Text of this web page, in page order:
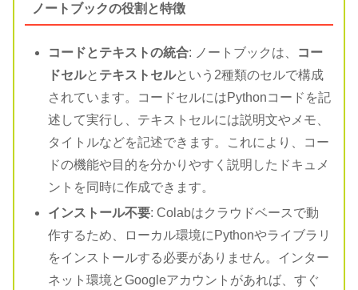
ノートブックの役割と特徴
コードとテキストの統合: ノートブックは、
コー
ドセルと テキストセルという2種類のセルで構成
されています。コードセルにはPythonコードを記
述して実行し、テキストセルには説明文やメモ、
タイトルなどを記述できます。これにより、コー
ドの機能や目的を分かりやすく説明したドキュメ
ントを同時に作成できます。
インストール不要: Colabはクラウドベースで動
作するため、ローカル環境にPythonやライブラリ
をインストールする必要がありません。インター
ネット環境とGoogleアカウントがあれば、すぐ